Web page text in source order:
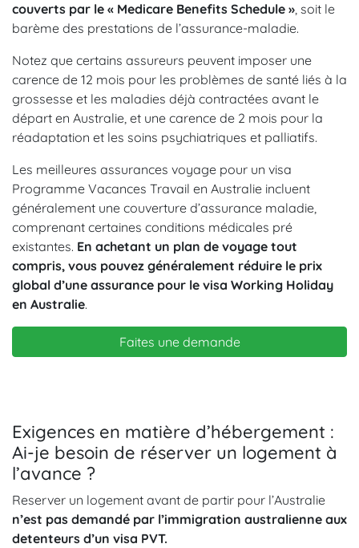
couverts par le « Medicare Benefits Schedule », soit le
barème des prestations de l’assurance-maladie.
Notez que certains assureurs peuvent imposer une
carence de 12 mois pour les problèmes de santé liés à la
grossesse et les maladies déjà contractées avant le
départ en Australie, et une carence de 2 mois pour la
réadaptation et les soins psychiatriques et palliatifs.
Les meilleures assurances voyage pour un visa
Programme Vacances Travail en Australie incluent
généralement une couverture d’assurance maladie,
comprenant certaines conditions médicales pré
existantes. En achetant un plan de voyage tout
compris, vous pouvez généralement réduire le prix
global d’une assurance pour le visa Working Holiday
en Australie.
Faites une demande
Exigences en matière d’hébergement :
Ai-je besoin de réserver un logement à
l’avance ?
Reserver un logement avant de partir pour l’Australie
n’est pas demandé par l’immigration australienne aux
detenteurs d’un visa PVT.